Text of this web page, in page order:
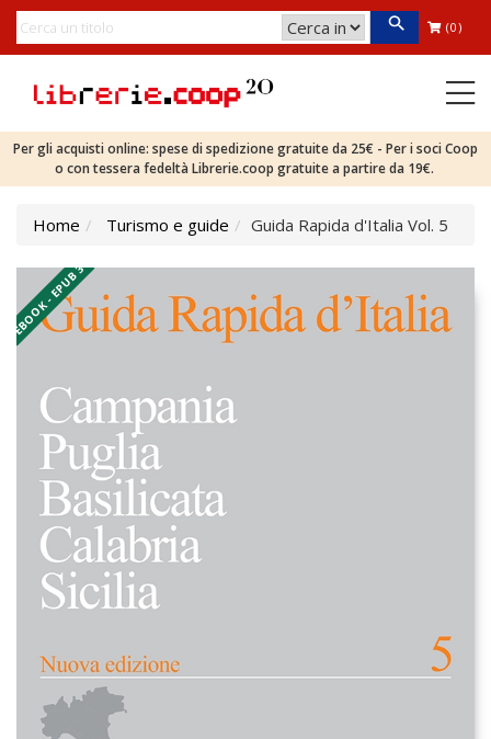
(0)
Per gli acquisti online: spese di spedizione gratuite da 25€ - Per i soci Coop
o con tessera fedeltà Librerie.coop gratuite a partire da 19€.
Home Turismo e guide Guida Rapida d'Italia Vol. 5
EBOOK - EPUB 3